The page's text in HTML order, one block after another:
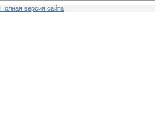
Полная версия сайта